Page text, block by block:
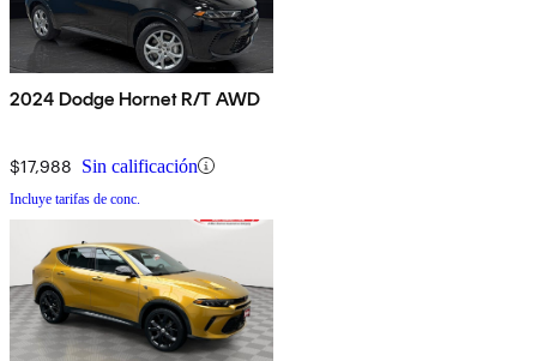
2024 Dodge Hornet R/T AWD
$17,988 Sin calificación
Incluye tarifas de conc.